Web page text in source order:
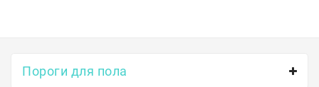
Полосы из металла
Пороги для пола